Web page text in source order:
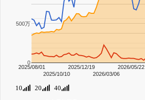
2025/08/01
2025/10/10
2025/12/19
2026/03/06
2026/05/22
0
500万
10 20 40